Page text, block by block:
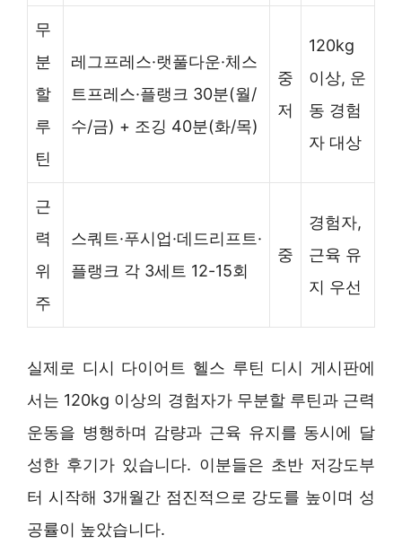
무
분
할
루
틴
레그프레스·랫풀다운·체스
트프레스·플랭크 30분(월/
수/금) + 조깅 40분(화/목)
중
저
120kg
이상, 운
동 경험
자 대상
근
력
위
주
스쿼트·푸시업·데드리프트·
플랭크 각 3세트 12-15회
중
경험자,
근육 유
지 우선
실제로 디시 다이어트 헬스 루틴 디시 게시판에
서는 120kg 이상의 경험자가 무분할 루틴과 근력
운동을 병행하며 감량과 근육 유지를 동시에 달
성한 후기가 있습니다. 이분들은 초반 저강도부
터 시작해 3개월간 점진적으로 강도를 높이며 성
공률이 높았습니다.